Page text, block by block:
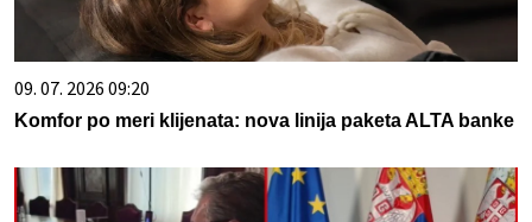
09. 07. 2026 09:20
Komfor po meri klijenata: nova linija paketa ALTA banke